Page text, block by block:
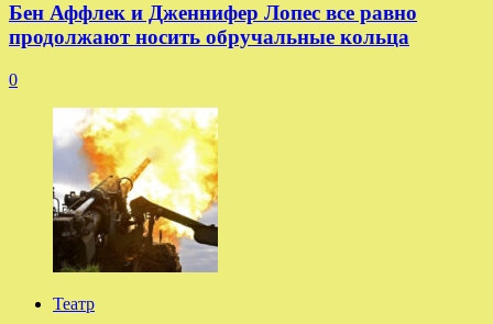
Бен Аффлек и Дженнифер Лопес все равно
продолжают носить обручальные кольца
0
Театр